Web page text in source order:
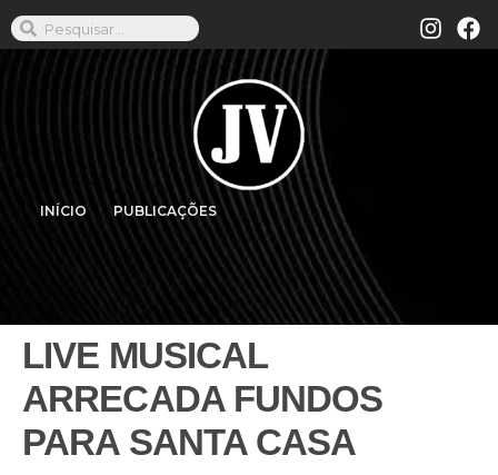
INÍCIO PUBLICAÇÕES
LIVE MUSICAL
ARRECADA FUNDOS
PARA SANTA CASA